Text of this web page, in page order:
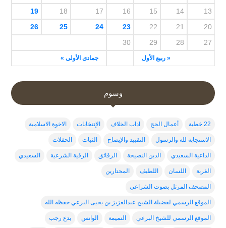
« ربيع الأول جمادى الأولى »
13
14
15
16
17
18
19
20
21
22
23
24
25
26
27
28
29
30
وسوم
22 خطبة أعمال الحج اداب الخلاف الإنتخابات الاخوة الاسلامية
الاستجابة لله والرسول التقييد والإيضاح الثبات الحفلات
الداعية السعيدي الدين النصيحة الرقائق الرقية الشرعية السعيدي
الغربة اللسان اللطيف المحتارين
المصحف المرتل بصوت الشراعي
الموقع الرسمي لفضيلة الشيخ عبدالعزيز بن يحيى البرعي حفظه الله
الموقع الرسمي للشيخ البرعي النميمة الواتس بدع رجب